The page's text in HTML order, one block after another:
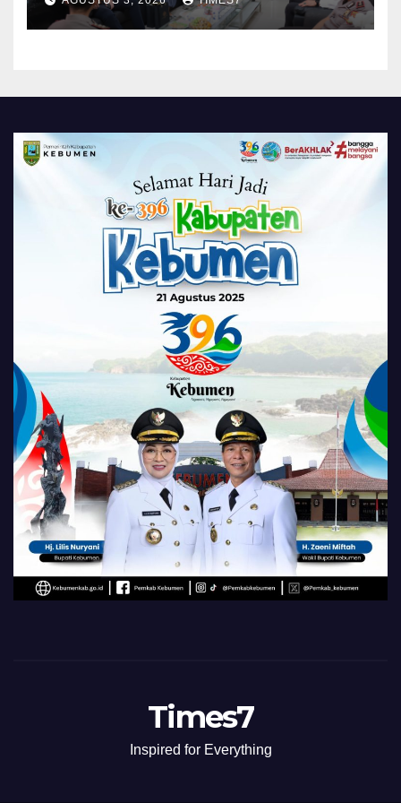
Times7
Inspired for Everything